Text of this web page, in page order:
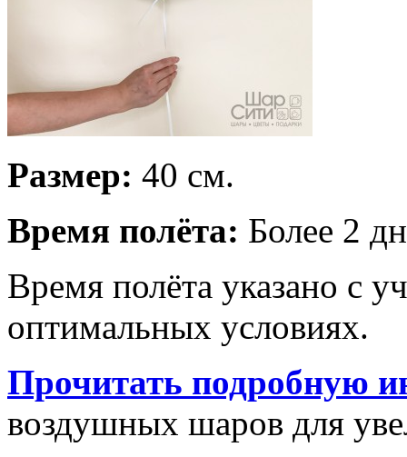
Размер: 40 см.
Время полёта: Более 2
Время полёта указано с
оптимальных условиях.
Прочитать подробную
воздушных шаров для